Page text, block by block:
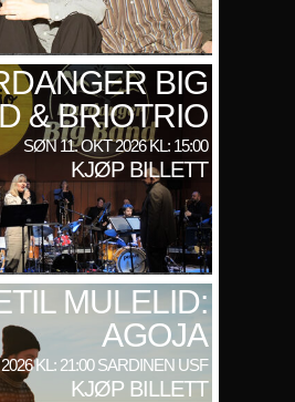
BIG
& BRIOTRIO
SØN 11. OKT 2026 KL: 15:00
KJØP BILLETT
MULELID:
AGOJA
KL: 21:00 SARDINEN USF
KJØP BILLETT